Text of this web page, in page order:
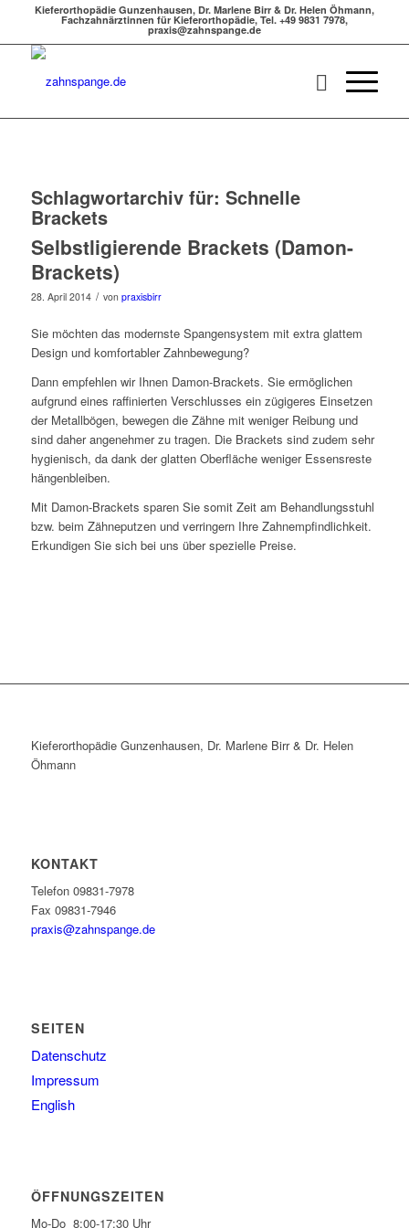
Kieferorthopädie Gunzenhausen, Dr. Marlene Birr & Dr. Helen Öhmann,
Fachzahnärztinnen für Kieferorthopädie, Tel. +49 9831 7978,
praxis@zahnspange.de
Schlagwortarchiv für: Schnelle
Brackets
Selbstligierende Brackets (Damon-
Brackets)
28. April 2014 / von praxisbirr
Sie möchten das modernste Spangensystem mit extra glattem
Design und komfortabler Zahnbewegung?
Dann empfehlen wir Ihnen Damon-Brackets. Sie ermöglichen
aufgrund eines raffinierten Verschlusses ein zügigeres Einsetzen
der Metallbögen, bewegen die Zähne mit weniger Reibung und
sind daher angenehmer zu tragen. Die Brackets sind zudem sehr
hygienisch, da dank der glatten Oberfläche weniger Essensreste
hängenbleiben.
Mit Damon-Brackets sparen Sie somit Zeit am Behandlungsstuhl
bzw. beim Zähneputzen und verringern Ihre Zahnempfindlichkeit.
Erkundigen Sie sich bei uns über spezielle Preise.
Kieferorthopädie Gunzenhausen, Dr. Marlene Birr & Dr. Helen
Öhmann
KONTAKT
Telefon 09831-7978
Fax 09831-7946
praxis@zahnspange.de
SEITEN
Datenschutz
Impressum
English
ÖFFNUNGSZEITEN
Mo-Do 8:00-17:30 Uhr